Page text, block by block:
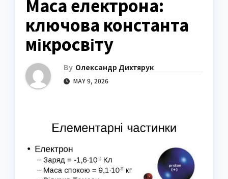
Маса електрона:
ключова константа
мікросвіту
By Олександр Дихтярук
MAY 9, 2026